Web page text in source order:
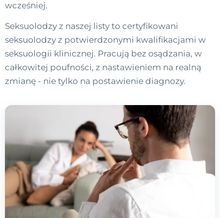
wcześniej.
Seksuolodzy z naszej listy to certyfikowani
seksuolodzy z potwierdzonymi kwalifikacjami w
seksuologii klinicznej. Pracują bez osądzania, w
całkowitej poufności, z nastawieniem na realną
zmianę - nie tylko na postawienie diagnozy.